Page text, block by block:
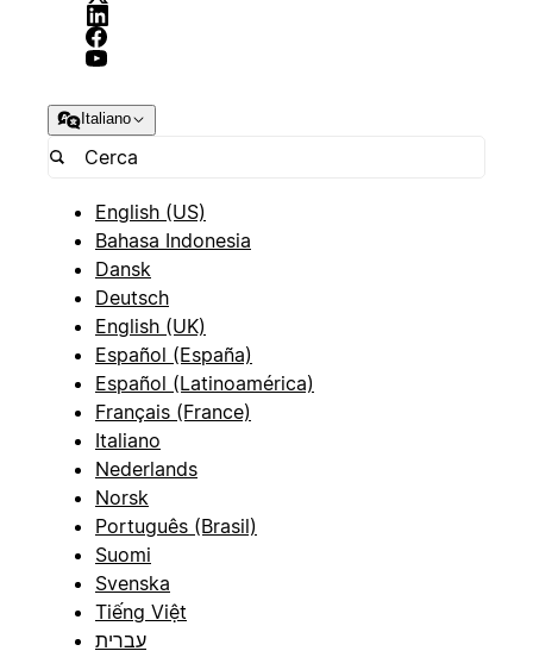
Italiano
English (US)
Bahasa Indonesia
Dansk
Deutsch
English (UK)
Español (España)
Español (Latinoamérica)
Français (France)
Italiano
Nederlands
Norsk
Português (Brasil)
Suomi
Svenska
Tiếng Việt
עברית